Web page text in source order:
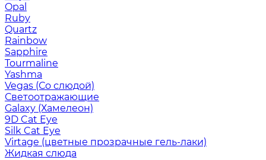
Opal
Ruby
Quartz
Rainbow
Sapphire
Tourmaline
Yashma
Vegas (Со слюдой)
Светоотражающие
Galaxy (Хамелеон)
9D Cat Eye
Silk Cat Eye
Virtage (цветные прозрачные гель-лаки)
Жидкая слюда